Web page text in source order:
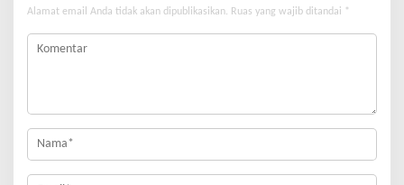
Alamat email Anda tidak akan dipublikasikan. Ruas yang wajib ditandai *